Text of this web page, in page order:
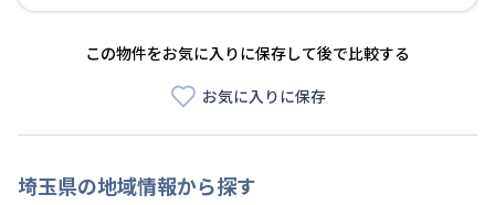
この物件をお気に入りに保存して後で比較する
お気に入りに保存
埼玉県の地域情報から探す